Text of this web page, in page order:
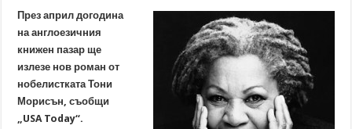
През април догодина
на англоезичния
книжен пазар ще
излезе нов роман от
нобелистката Тони
Морисън, съобщи
„USA Today“.